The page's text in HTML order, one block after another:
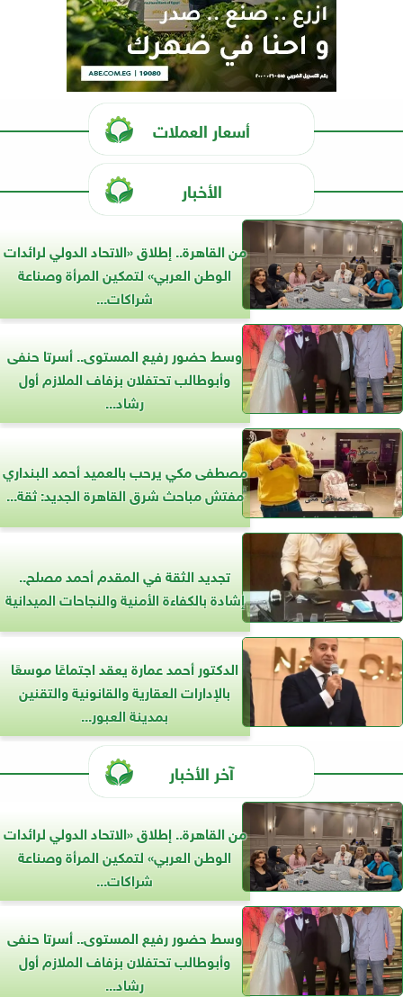
أسعار العملات
الأخبار
من القاهرة.. إطلاق «الاتحاد الدولي لرائدات
الوطن العربي» لتمكين المرأة وصناعة
شراكات...
وسط حضور رفيع المستوى.. أسرتا حنفى
وأبوطالب تحتفلان بزفاف الملازم أول
رشاد...
مصطفى مكي يرحب بالعميد أحمد البنداري
مفتش مباحث شرق القاهرة الجديد: ثقة...
تجديد الثقة في المقدم أحمد مصلح..
إشادة بالكفاءة الأمنية والنجاحات الميدانية
الدكتور أحمد عمارة يعقد اجتماعًا موسعًا
بالإدارات العقارية والقانونية والتقنين
بمدينة العبور...
آخر الأخبار
من القاهرة.. إطلاق «الاتحاد الدولي لرائدات
الوطن العربي» لتمكين المرأة وصناعة
شراكات...
وسط حضور رفيع المستوى.. أسرتا حنفى
وأبوطالب تحتفلان بزفاف الملازم أول
رشاد...